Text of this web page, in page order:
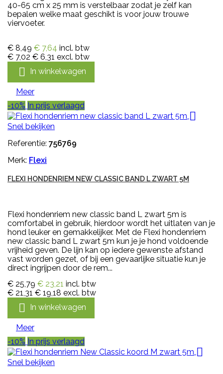
40-65 cm x 25 mm is verstelbaar zodat je zelf kan
bepalen welke maat geschikt is voor jouw trouwe
viervoeter.
€ 8,49 € 7,64 incl. btw
€ 7,02 € 6,31 excl. btw
 In winkelwagen
Meer
-10% In prijs verlaagd

Snel bekijken
Referentie: 756769
Merk: Flexi
FLEXI HONDENRIEM NEW CLASSIC BAND L ZWART 5M
Flexi hondenriem new classic band L zwart 5m is
comfortabel in gebruik, hierdoor wordt het uitlaten van je
hond leuker en gemakkelijker. Met de Flexi hondenriem
new classic band L zwart 5m kun je je hond voldoende
vrijheid geven. De lijn kan op iedere gewenste afstand
vast worden gezet, of bij een gevaarlijke situatie kun je
direct ingrijpen door de rem...
€ 25,79 € 23,21 incl. btw
€ 21,31 € 19,18 excl. btw
 In winkelwagen
Meer
-10% In prijs verlaagd

Snel bekijken